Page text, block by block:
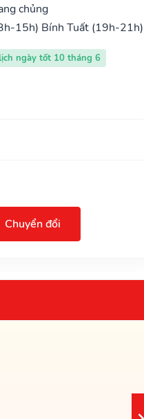
chủng
15h) Bính Tuất (19h-21h)
ngày tốt 10 tháng 6
Chuyển đổi